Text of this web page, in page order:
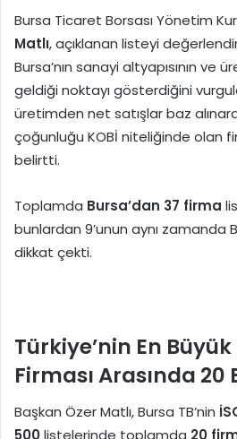
Bursa Ticaret Borsası Yönetim
Matlı, açıklanan listeyi
Bursa’nın sanayi altyapısının ve
geldiği noktayı gösterdiğini
üretimden net satışlar baz
çoğunluğu KOBİ niteliğinde olan
belirtti.
Toplamda Bursa’dan 37 firma
bunlardan 9’unun aynı zamanda
dikkat çekti.
Türkiye’nin En
Firması Arasında 20
Başkan Özer Matlı, Bursa TB’nin
500listelerinde toplamda 20